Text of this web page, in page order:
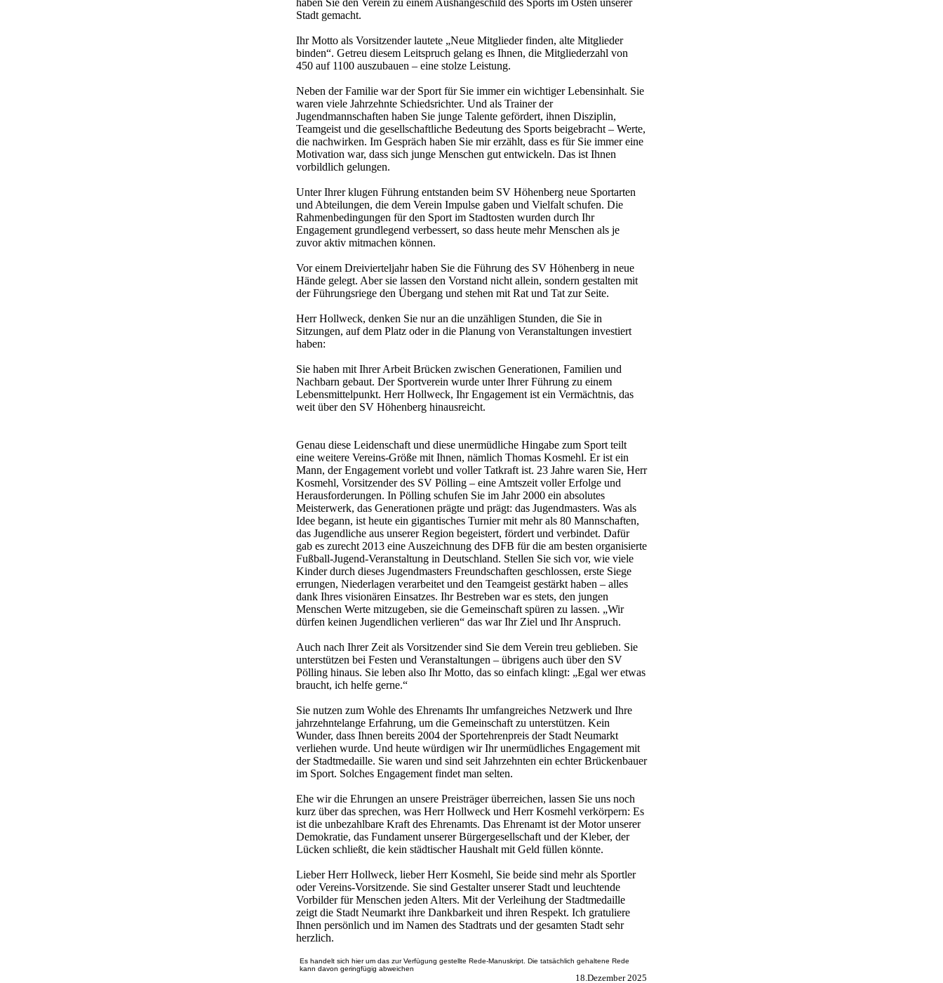
haben Sie den Verein zu einem Aushängeschild des Sports im Osten unserer
Stadt gemacht.
Ihr Motto als Vorsitzender lautete „Neue Mitglieder finden, alte Mitglieder
binden“. Getreu diesem Leitspruch gelang es Ihnen, die Mitgliederzahl von
450 auf 1100 auszubauen – eine stolze Leistung.
Neben der Familie war der Sport für Sie immer ein wichtiger Lebensinhalt. Sie
waren viele Jahrzehnte Schiedsrichter. Und als Trainer der
Jugendmannschaften haben Sie junge Talente gefördert, ihnen Disziplin,
Teamgeist und die gesellschaftliche Bedeutung des Sports beigebracht – Werte,
die nachwirken. Im Gespräch haben Sie mir erzählt, dass es für Sie immer eine
Motivation war, dass sich junge Menschen gut entwickeln. Das ist Ihnen
vorbildlich gelungen.
Unter Ihrer klugen Führung entstanden beim SV Höhenberg neue Sportarten
und Abteilungen, die dem Verein Impulse gaben und Vielfalt schufen. Die
Rahmenbedingungen für den Sport im Stadtosten wurden durch Ihr
Engagement grundlegend verbessert, so dass heute mehr Menschen als je
zuvor aktiv mitmachen können.
Vor einem Dreivierteljahr haben Sie die Führung des SV Höhenberg in neue
Hände gelegt. Aber sie lassen den Vorstand nicht allein, sondern gestalten mit
der Führungsriege den Übergang und stehen mit Rat und Tat zur Seite.
Herr Hollweck, denken Sie nur an die unzähligen Stunden, die Sie in
Sitzungen, auf dem Platz oder in die Planung von Veranstaltungen investiert
haben:
Sie haben mit Ihrer Arbeit Brücken zwischen Generationen, Familien und
Nachbarn gebaut. Der Sportverein wurde unter Ihrer Führung zu einem
Lebensmittelpunkt. Herr Hollweck, Ihr Engagement ist ein Vermächtnis, das
weit über den SV Höhenberg hinausreicht.
Genau diese Leidenschaft und diese unermüdliche Hingabe zum Sport teilt
eine weitere Vereins-Größe mit Ihnen, nämlich Thomas Kosmehl. Er ist ein
Mann, der Engagement vorlebt und voller Tatkraft ist. 23 Jahre waren Sie, Herr
Kosmehl, Vorsitzender des SV Pölling – eine Amtszeit voller Erfolge und
Herausforderungen. In Pölling schufen Sie im Jahr 2000 ein absolutes
Meisterwerk, das Generationen prägte und prägt: das Jugendmasters. Was als
Idee begann, ist heute ein gigantisches Turnier mit mehr als 80 Mannschaften,
das Jugendliche aus unserer Region begeistert, fördert und verbindet. Dafür
gab es zurecht 2013 eine Auszeichnung des DFB für die am besten organisierte
Fußball-Jugend-Veranstaltung in Deutschland. Stellen Sie sich vor, wie viele
Kinder durch dieses Jugendmasters Freundschaften geschlossen, erste Siege
errungen, Niederlagen verarbeitet und den Teamgeist gestärkt haben – alles
dank Ihres visionären Einsatzes. Ihr Bestreben war es stets, den jungen
Menschen Werte mitzugeben, sie die Gemeinschaft spüren zu lassen. „Wir
dürfen keinen Jugendlichen verlieren“ das war Ihr Ziel und Ihr Anspruch.
Auch nach Ihrer Zeit als Vorsitzender sind Sie dem Verein treu geblieben. Sie
unterstützen bei Festen und Veranstaltungen – übrigens auch über den SV
Pölling hinaus. Sie leben also Ihr Motto, das so einfach klingt: „Egal wer etwas
braucht, ich helfe gerne.“
Sie nutzen zum Wohle des Ehrenamts Ihr umfangreiches Netzwerk und Ihre
jahrzehntelange Erfahrung, um die Gemeinschaft zu unterstützen. Kein
Wunder, dass Ihnen bereits 2004 der Sportehrenpreis der Stadt Neumarkt
verliehen wurde. Und heute würdigen wir Ihr unermüdliches Engagement mit
der Stadtmedaille. Sie waren und sind seit Jahrzehnten ein echter Brückenbauer
im Sport. Solches Engagement findet man selten.
Ehe wir die Ehrungen an unsere Preisträger überreichen, lassen Sie uns noch
kurz über das sprechen, was Herr Hollweck und Herr Kosmehl verkörpern: Es
ist die unbezahlbare Kraft des Ehrenamts. Das Ehrenamt ist der Motor unserer
Demokratie, das Fundament unserer Bürgergesellschaft und der Kleber, der
Lücken schließt, die kein städtischer Haushalt mit Geld füllen könnte.
Lieber Herr Hollweck, lieber Herr Kosmehl, Sie beide sind mehr als Sportler
oder Vereins-Vorsitzende. Sie sind Gestalter unserer Stadt und leuchtende
Vorbilder für Menschen jeden Alters. Mit der Verleihung der Stadtmedaille
zeigt die Stadt Neumarkt ihre Dankbarkeit und ihren Respekt. Ich gratuliere
Ihnen persönlich und im Namen des Stadtrats und der gesamten Stadt sehr
herzlich.
Es handelt sich hier um das zur Verfügung gestellte Rede-Manuskript. Die tatsächlich gehaltene Rede
kann davon geringfügig abweichen
18.Dezember 2025